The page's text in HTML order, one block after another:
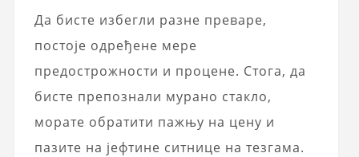
Да бисте избегли разне преваре,
постоје одређене мере
предострожности и процене. Стога, да
бисте препознали мурано стакло,
морате обратити пажњу на цену и
пазите на јефтине ситнице на тезгама.